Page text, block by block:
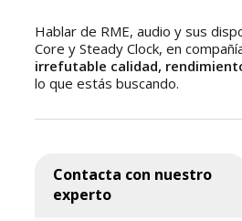
Hablar de RME, audio y sus
Core y Steady Clock, en
irrefutable calidad,
lo que estás buscando.
Contacta con nuestro
experto